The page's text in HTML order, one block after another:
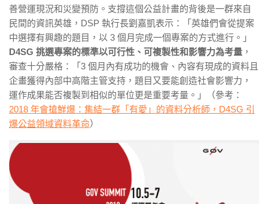
善營運現況和災變預防。支撐這個公益計畫的背後是一群來自
民間的資訊英雄，DSP 執行長劉嘉凱表示：「英雄們會從提案
中選擇有興趣的題目，以 3 個月完成一個專案的方式進行。」
D4SG 挑選專案的標準以可行性、可複製性和影響力為考量 ，
審查十分嚴格：「3 個月內有成功的機會、內容有現成的資料且
企畫獲得內部中高階主管支持，題目又要能創造社會影響力，
運作成果能否複製到相似的單位更是重要考量。」（參考：
2018 年會搶鮮爆：集結一群「有愛」的資料分析師，D4SG 引
爆公益領域資料革命）